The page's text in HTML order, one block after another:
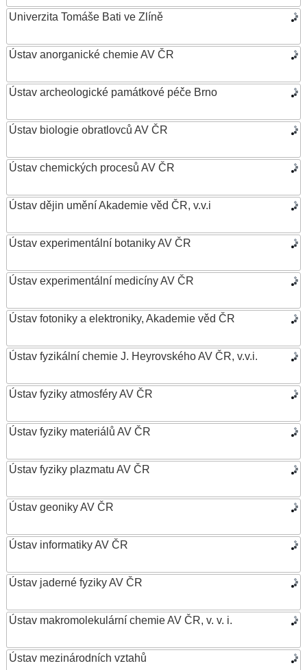
Univerzita Tomáše Bati ve Zlíně
Ústav anorganické chemie AV ČR
Ústav archeologické památkové péče Brno
Ústav biologie obratlovců AV ČR
Ústav chemických procesů AV ČR
Ústav dějin umění Akademie věd ČR, v.v.i
Ústav experimentální botaniky AV ČR
Ústav experimentální medicíny AV ČR
Ústav fotoniky a elektroniky, Akademie věd ČR
Ústav fyzikální chemie J. Heyrovského AV ČR, v.v.i.
Ústav fyziky atmosféry AV ČR
Ústav fyziky materiálů AV ČR
Ústav fyziky plazmatu AV ČR
Ústav geoniky AV ČR
Ústav informatiky AV ČR
Ústav jaderné fyziky AV ČR
Ústav makromolekulární chemie AV ČR, v. v. i.
Ústav mezinárodních vztahů